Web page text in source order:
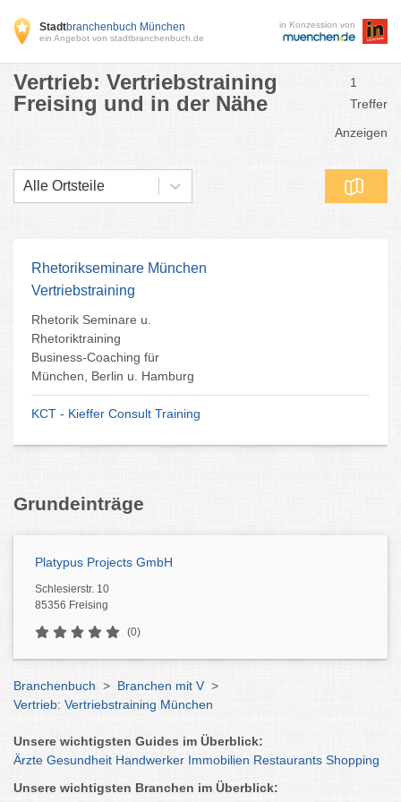
Stadtbranchenbuch München
ein Angebot von stadtbranchenbuch.de
in Konzession von
Vertrieb: Vertriebstraining
Freising und in der Nähe
1
Treffer
Anzeigen
Alle Ortsteile
Rhetorikseminare München
Vertriebstraining
Rhetorik Seminare u.
Rhetoriktraining
Business-Coaching für
München, Berlin u. Hamburg
KCT - Kieffer Consult Training
Grundeinträge
Platypus Projects GmbH
Schlesierstr. 10
85356 Freising
(0)
Branchenbuch > Branchen mit V >
Vertrieb: Vertriebstraining München
Unsere wichtigsten Guides im Überblick:
Ärzte Gesundheit Handwerker Immobilien Restaurants Shopping
Unsere wichtigsten Branchen im Überblick: